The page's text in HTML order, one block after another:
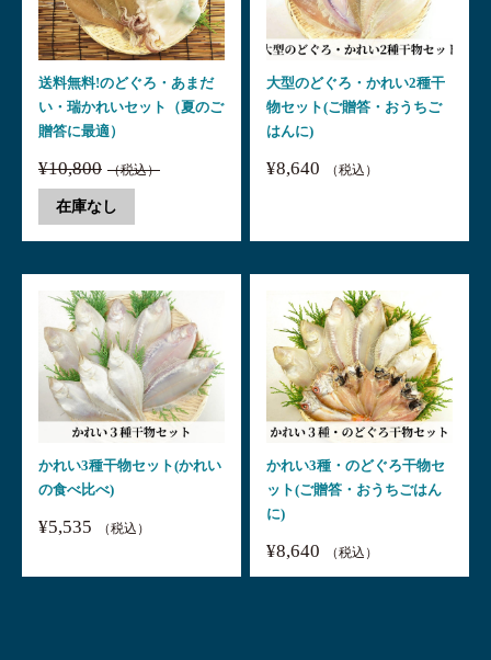
送料無料!のどぐろ・あまだ
い・瑞かれいセット（夏のご
贈答に最適）
¥10,800 （税込）
在庫なし
大型のどぐろ・かれい2種干
物セット(ご贈答・おうちご
はんに)
¥8,640 （税込）
かれい3種干物セット(かれい
の食べ比べ)
¥5,535 （税込）
かれい3種・のどぐろ干物セ
ット(ご贈答・おうちごはん
に)
¥8,640 （税込）